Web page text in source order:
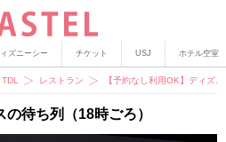
ズニーシー チケット USJ ホテル空室
TDL レストラン 【予約なし利用OK】ディズ
の待ち列（18時ごろ）